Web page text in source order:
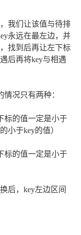
我们让该值与待排
永远在最左边，并
找到后再让左下标
后再将key与相遇
况只有两种：
标的值一定是小于
小于key的值）
标的值一定是小于
后，key左边区间